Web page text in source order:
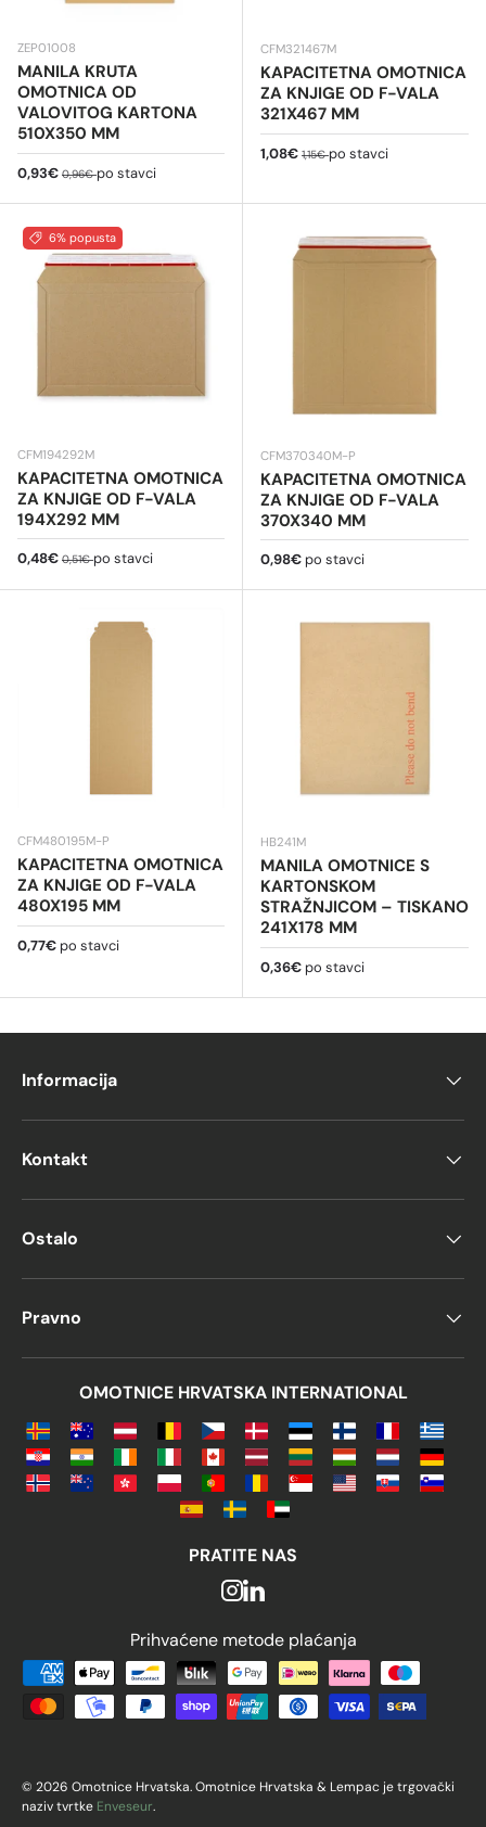
ZEP01008
MANILA KRUTA
OMOTNICA OD
VALOVITOG KARTONA
510X350 MM
Cijena na sniženju
0,93€ Redovna cijena
0,96€po stavci
CFM321467M
KAPACITETNA OMOTNICA
ZA KNJIGE OD F-VALA
321X467 MM
Cijena na sniženju
1,08€ Redovna cijena
1,15€po stavci
6% popusta
CFM194292M
KAPACITETNA OMOTNICA
ZA KNJIGE OD F-VALA
194X292 MM
Cijena na sniženju
0,48€ Redovna cijena
0,51€po stavci
CFM370340M-P
KAPACITETNA OMOTNICA
ZA KNJIGE OD F-VALA
370X340 MM
Redovna cijena
0,98€ po stavci
CFM480195M-P
KAPACITETNA OMOTNICA
ZA KNJIGE OD F-VALA
480X195 MM
Redovna cijena
0,77€ po stavci
HB241M
MANILA OMOTNICE S
KARTONSKOM
STRAŽNJICOM – TISKANO
241X178 MM
Redovna cijena
0,36€ po stavci
Informacija
Kontakt
Ostalo
Pravno
OMOTNICE HRVATSKA INTERNATIONAL
PRATITE NAS
Prihvaćene metode plaćanja
Prihvaćene metode plaćanja
© 2026 Omotnice Hrvatska. Omotnice Hrvatska & Lempac je trgovački
naziv tvrtke Enveseur.